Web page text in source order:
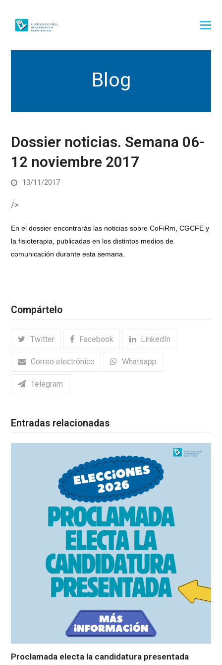
Blog
Dossier noticias. Semana 06-
12 noviembre 2017
13/11/2017
/>
En el dossier encontrarás las noticias sobre CoFiRm, CGCFE y
la fisioterapia, publicadas en los distintos medios de
comunicación durante esta semana.
Compártelo
Twitter Facebook LinkedIn
Correo electrónico Whatsapp
Telegram
Entradas relacionadas
Proclamada electa la candidatura presentada